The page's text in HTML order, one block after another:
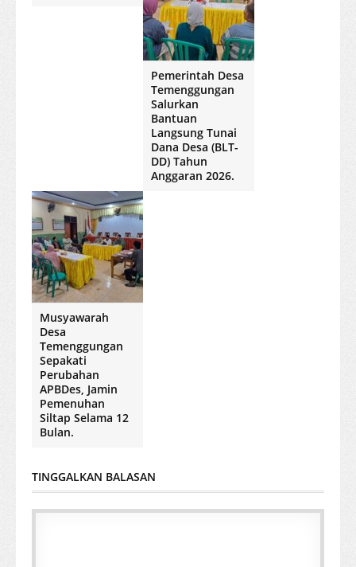
Pemerintah Desa
Temenggungan
Salurkan
Bantuan
Langsung Tunai
Dana Desa (BLT-
DD) Tahun
Anggaran 2026.
Musyawarah
Desa
Temenggungan
Sepakati
Perubahan
APBDes, Jamin
Pemenuhan
Siltap Selama 12
Bulan.
TINGGALKAN BALASAN